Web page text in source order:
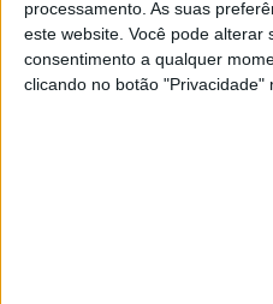
processamento. As suas
este website. Você pode alterar
consentimento a qualquer
clicando no botão
colocam na
7 AGOSTO, 2026